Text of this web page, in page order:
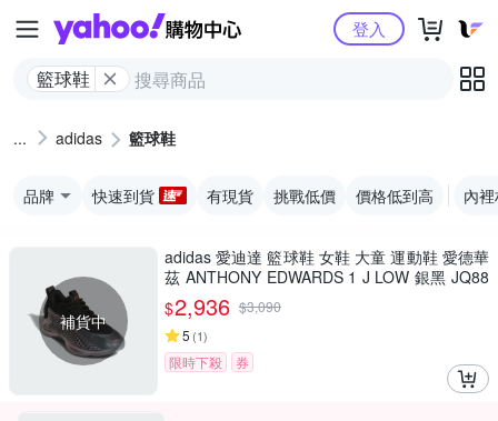
Yahoo購物中心
籃球鞋
登入
adidas 籃球鞋
品牌 快速到貨 有現貨 挑戰低價 價格低到高 內
補貨中
adidas 愛迪達 籃球鞋 女鞋 大童 運動鞋 愛德華
茲 ANTHONY EDWARDS 1 J LOW 銀黑 JQ88
85
$2,936 $3,090
5 (1)
限時下殺 券